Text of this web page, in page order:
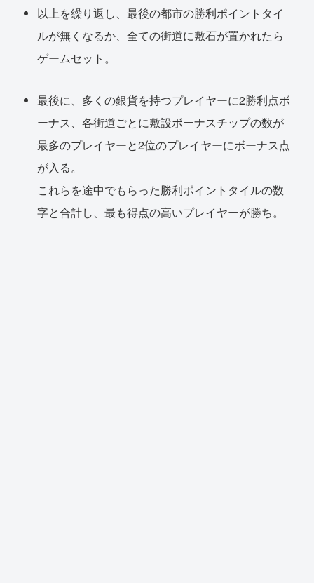
以上を繰り返し、最後の都市の勝利ポイントタイ
ルが無くなるか、全ての街道に敷石が置かれたら
ゲームセット。
最後に、多くの銀貨を持つプレイヤーに2勝利点ボ
ーナス、各街道ごとに敷設ボーナスチップの数が
最多のプレイヤーと2位のプレイヤーにボーナス点
が入る。
これらを途中でもらった勝利ポイントタイルの数
字と合計し、最も得点の高いプレイヤーが勝ち。